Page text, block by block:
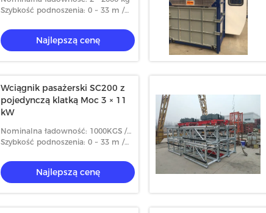
Szybkość podnoszenia: 0 ~ 33 m /
Najlepszą cenę
Wciągnik pasażerski SC200 z
pojedynczą klatką Moc 3 × 11
kW
Nominalna ładowność: 1000KGS /
2000KGS
Szybkość podnoszenia: 0 ~ 33 m /
Najlepszą cenę